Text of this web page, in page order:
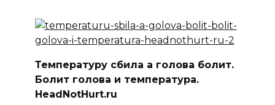
Температуру сбила а голова болит.
Болит голова и температура.
HeadNotHurt.ru